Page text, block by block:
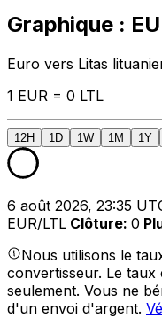
Graphique :
Euro vers Litas
1 EUR = 0 LTL
12H 1D 1W 1M 1Y
6 août 2026, 23:35
EUR/LTL Clôture: 0
Nous utilisons le
convertisseur. Le
seulement. Vous ne
d'un envoi d'argent.